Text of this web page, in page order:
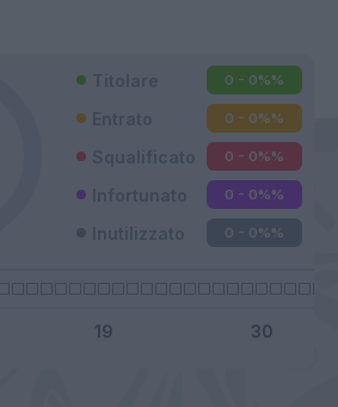
0 - 0%%
0 - 0%%
0 - 0%%
0 - 0%%
0 - 0%%